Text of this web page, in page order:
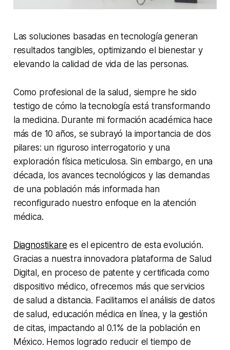
Las soluciones basadas en tecnología generan
resultados tangibles, optimizando el bienestar y
elevando la calidad de vida de las personas.
Como profesional de la salud, siempre he sido
testigo de cómo la tecnología está transformando
la medicina. Durante mi formación académica hace
más de 10 años, se subrayó la importancia de dos
pilares: un riguroso interrogatorio y una
exploración física meticulosa. Sin embargo, en una
década, los avances tecnológicos y las demandas
de una población más informada han
reconfigurado nuestro enfoque en la atención
médica.
Diagnostikare es el epicentro de esta evolución.
Gracias a nuestra innovadora plataforma de Salud
Digital, en proceso de patente y certificada como
dispositivo médico, ofrecemos más que servicios
de salud a distancia. Facilitamos el análisis de datos
de salud, educación médica en línea, y la gestión
de citas, impactando al 0.1% de la población en
México. Hemos logrado reducir el tiempo de